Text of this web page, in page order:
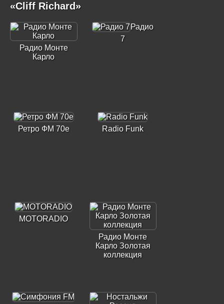
«Cliff Richard»
Радио Монте
Карло
Радио
7
Ретро ФМ 70е Radio Funk
MOTORADIO
Радио Монте
Карло Золотая
коллекция